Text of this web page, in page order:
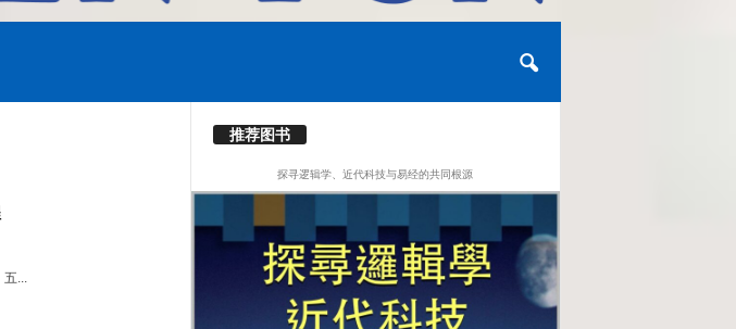
...
推荐图书
探寻逻辑学、近代科技与易经的共同根源